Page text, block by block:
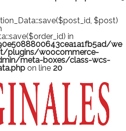
$post)
in
we
plugins/woocommerce-
meta-boxes/class-wcs-
on line 20